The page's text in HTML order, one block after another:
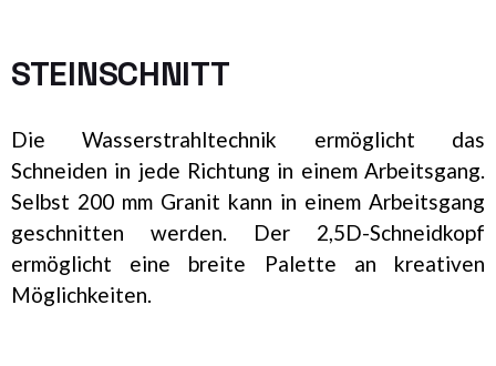
STEINSCHNITT
Die Wasserstrahltechnik ermöglicht das
Schneiden in jede Richtung in einem Arbeitsgang.
Selbst 200 mm Granit kann in einem Arbeitsgang
geschnitten werden. Der 2,5D-Schneidkopf
ermöglicht eine breite Palette an kreativen
Möglichkeiten.